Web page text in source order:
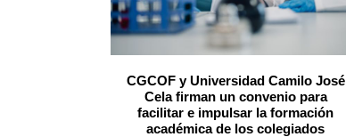
CGCOF y Universidad Camilo José
Cela firman un convenio para
facilitar e impulsar la formación
académica de los colegiados